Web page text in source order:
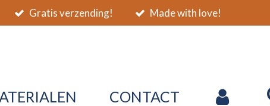
Gratis verzending! Made with love!
CONTACT